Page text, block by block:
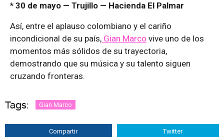
* 30 de mayo — Trujillo — Hacienda El Palmar
Así, entre el aplauso colombiano y el cariño
incondicional de su país, Gian Marco vive uno de los
momentos más sólidos de su trayectoria,
demostrando que su música y su talento siguen
cruzando fronteras.
Tags: Gian Marco
Compartir Twitter